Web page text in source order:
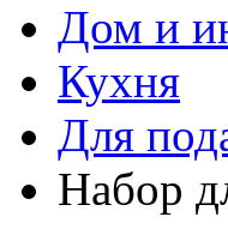
Дом и
Кухня
Для
Набор